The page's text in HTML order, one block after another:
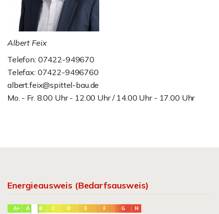
Albert Feix
Telefon: 07422-949670
Telefax: 07422-9496760
albert.feix@spittel-bau.de
Mo. - Fr. 8.00 Uhr - 12.00 Uhr / 14.00 Uhr - 17.00 Uhr
Energieausweis (Bedarfsausweis)